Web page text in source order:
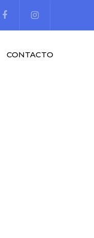
CONTACTO